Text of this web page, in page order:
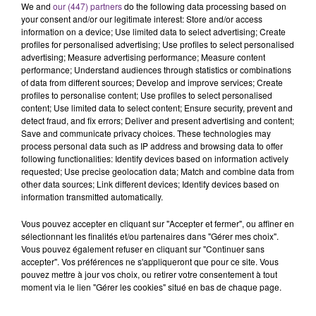
TITRES DIFFUSÉS
18h57
18h57 18h53
18h53
We and our (447) partnersdo the following data processing based on
your consent and/or our legitimate interest: Store and/or access
information on a device; Use limited data to select advertising; Create
profiles for personalised advertising; Use profiles to select personalised
advertising; Measure advertising performance; Measure content
performance; Understand audiences through statistics or combinations
of data from different sources; Develop and improve services; Create
profiles to personalise content; Use profiles to select personalised
content; Use limited data to select content; Ensure security, prevent and
detect fraud, and fix errors; Deliver and present advertising and content;
Save and communicate privacy choices. These technologies may
process personal data such as IP address and browsing data to offer
following functionalities: Identify devices based on information actively
requested; Use precise geolocation data; Match and combine data from
other data sources; Link different devices; Identify devices based on
information transmitted automatically.
Vous pouvez accepter en cliquant sur "Accepter et fermer", ou affiner en
sélectionnant les finalités et/ou partenaires dans "Gérer mes choix".
Vous pouvez également refuser en cliquant sur "Continuer sans
accepter". Vos préférences ne s'appliqueront que pour ce site. Vous
pouvez mettre à jour vos choix, ou retirer votre consentement à tout
moment via le lien "Gérer les cookies" situé en bas de chaque page.